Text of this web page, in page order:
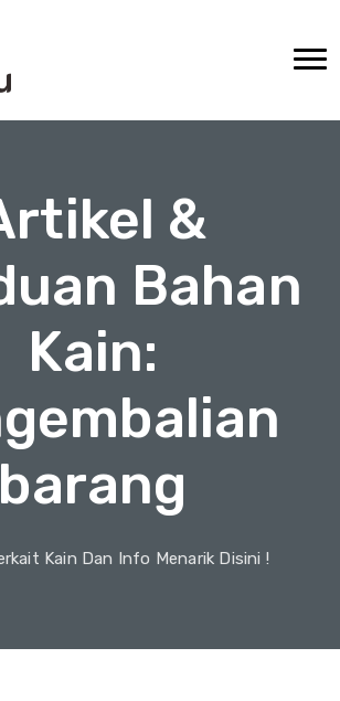
&
Bahan
Kain:
barang
Kain Dan Info Menarik Disini !